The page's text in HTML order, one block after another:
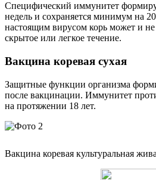
Специфический иммунитет
недель и сохраняется минимум на
настоящим вирусом корь может и
скрытое или легкое течение.
Вакцина коревая сухая
Защитные функции организма
после вакцинации. Иммунитет
на протяжении 18 лет.
Вакцина коревая культуральная